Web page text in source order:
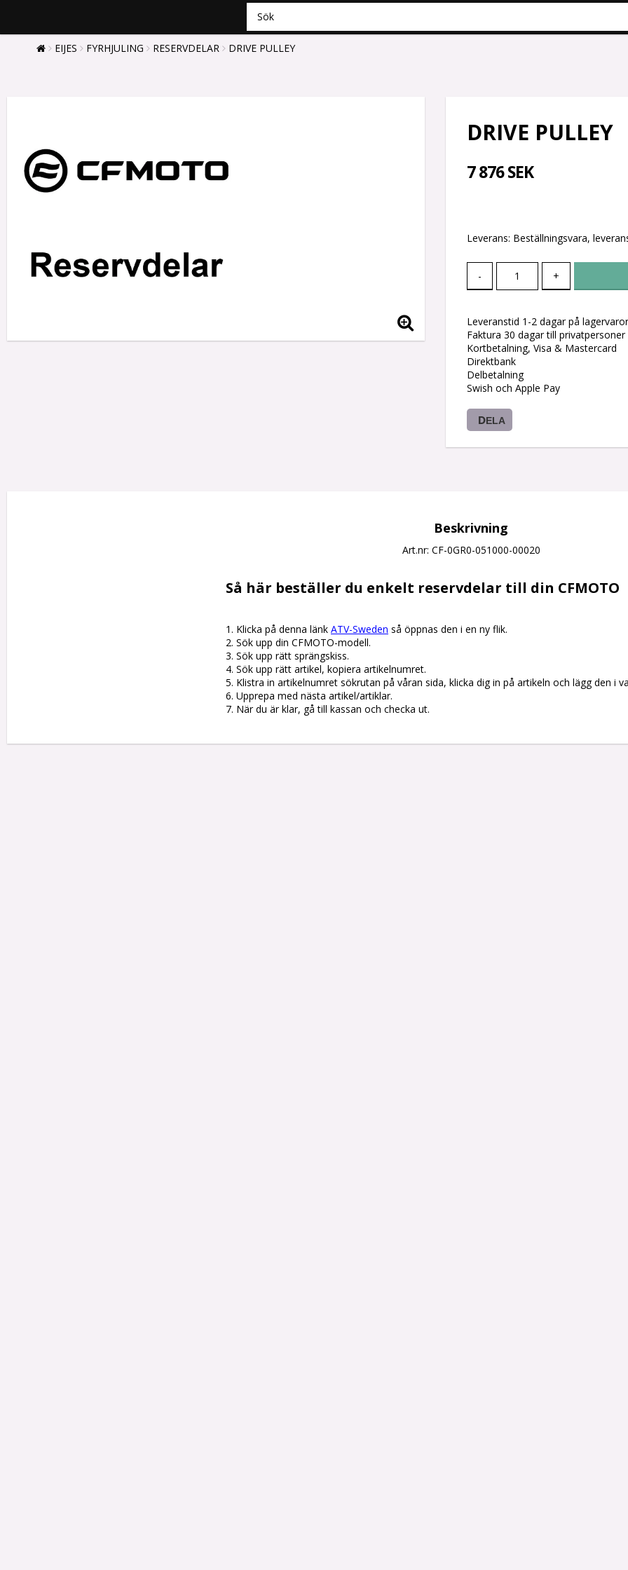
EIJES FYRHJULING RESERVDELAR DRIVE PULLEY
DRIVE PULLEY
7 876 SEK
Leverans: Beställningsvara,
- +
Leveranstid 1-2 dagar på lagervaror
Faktura 30 dagar till
Kortbetalning, Visa & Mastercard
Direktbank
Delbetalning
Swish och Apple Pay
DELA
Beskrivning
Art.nr: CF-0GR0-051000-00020
Så här beställer du enkelt reservdelar till din CFMOTO
1. Klicka på denna länk ATV-Sweden så öppnas den i en ny flik.
2. Sök upp din CFMOTO-modell.
3. Sök upp rätt sprängskiss.
4. Sök upp rätt artikel, kopiera artikelnumret.
5. Klistra in artikelnumret sökrutan på våran sida, klicka dig in på artikeln och lägg den i
6. Upprepa med nästa artikel/artiklar.
7. När du är klar, gå till kassan och checka ut.